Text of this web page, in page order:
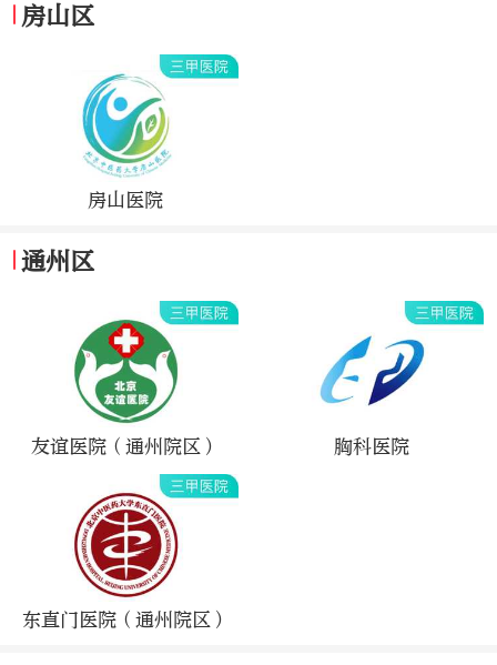
房山区
房山医院
通州区
友谊医院（通州院区） 胸科医院
东直门医院（通州院区）